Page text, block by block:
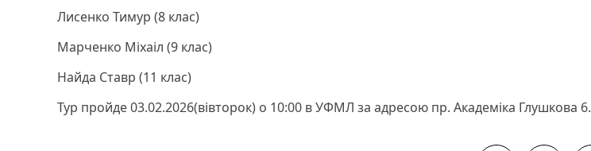
Лисенко Тимур (8 клас)
Марченко Міхаіл (9 клас)
Найда Ставр (11 клас)
Тур пройде 03.02.2026(вівторок) о 10:00 в УФМЛ за адресою пр. Академіка Глушкова 6.